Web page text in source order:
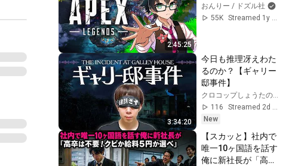
2:45:25
おんりー / ドズル社
55K
Streamed 1y ago
3:34:20
今日も推理冴えわた
るのか？【ギャリー
邸事件】
クロコップしょうたの目隠しチャンネル
116
Streamed 2d ago
New
【スカッと】社内で
唯一10ヶ国語を話す
俺に新社長が「高卒